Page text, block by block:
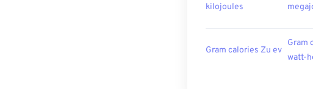
kilojoules
Gram calories Zu ev
Gram
watt-